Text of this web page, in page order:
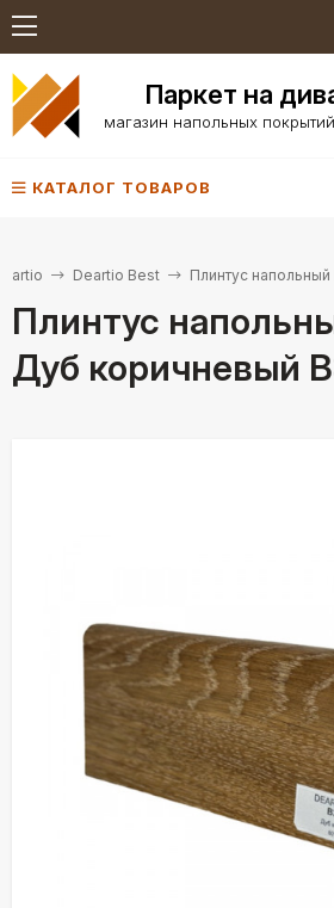
Паркет на
магазин напольных
КАТАЛОГ ТОВАРОВ
Deartio Best Плинтус
Плинтус
Дуб коричневый